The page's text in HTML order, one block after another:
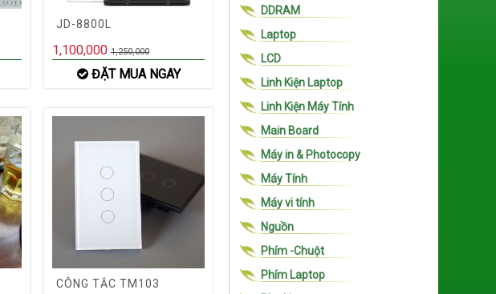
JD-8800L
1,100,000 1,250,000
ĐẶT MUA NGAY
CÔNG TẮC TM103
DDRAM
Laptop
LCD
Linh Kiện Laptop
Linh Kiện Máy Tính
Main Board
Máy in & Photocopy
Máy Tính
Máy vi tính
Nguồn
Phím -Chuột
Phím Laptop